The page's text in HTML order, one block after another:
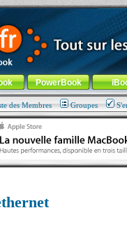
! -Aller au menu de
PowerBook
des Membres Groupes